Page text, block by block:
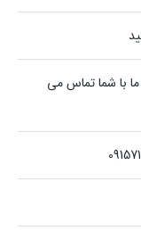
با شما تماس می